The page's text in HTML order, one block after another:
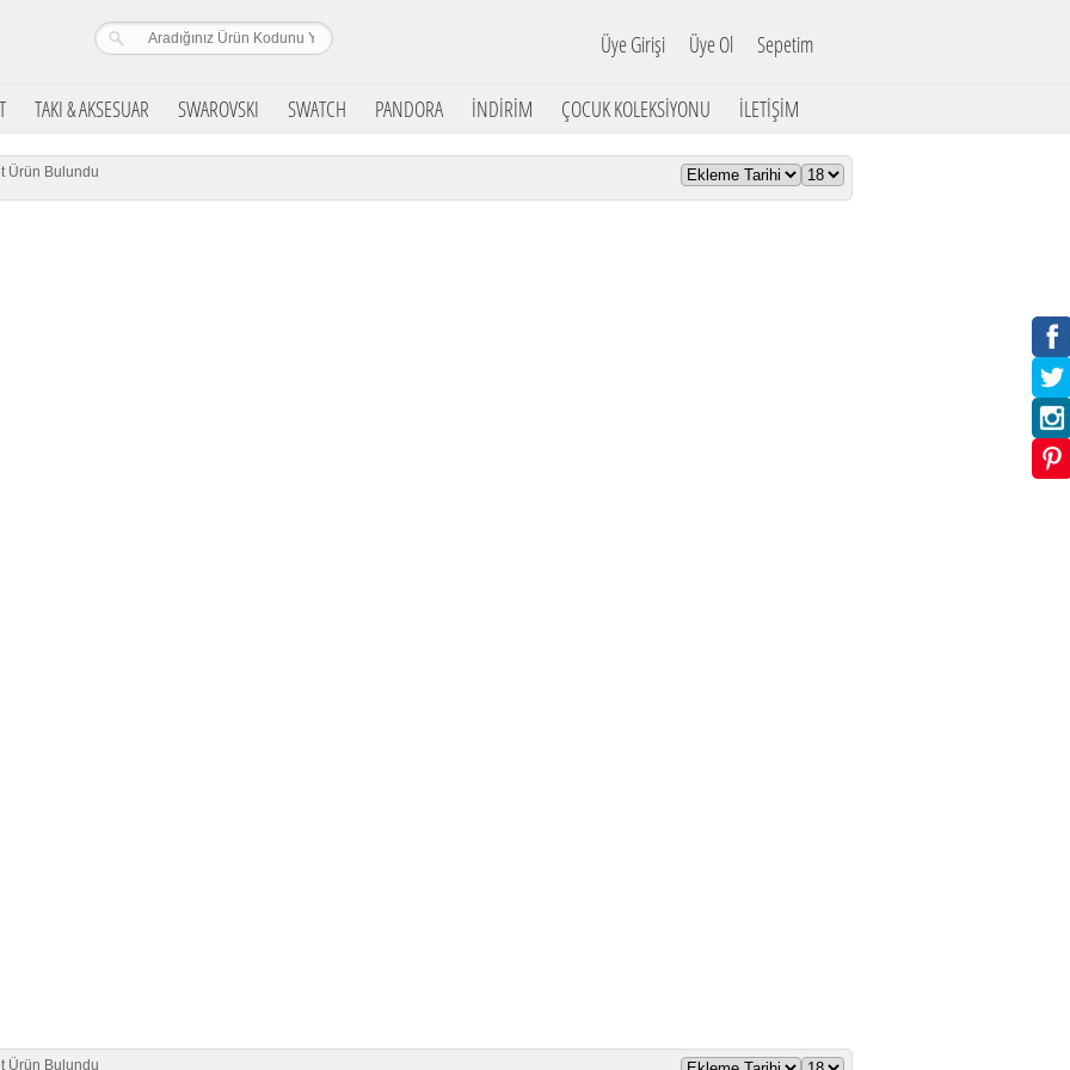
Sepetim
Üye Ol
Üye Girişi
TAKI & AKSESUAR SWAROVSKI SWATCH PANDORA İNDİRİM ÇOCUK KOLEKSİYONU İLETİŞİM
Ürün Bulundu
Ürün Bulundu